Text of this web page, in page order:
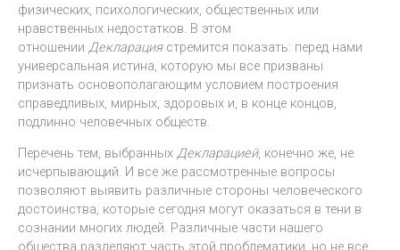
физических, психологических, общественных или
нравственных недостатков. В этом
отношении Декларациястремится показать: перед нами
универсальная истина, которую мы все призваны
признать основополагающим условием построения
справедливых, мирных, здоровых и, в конце концов,
подлинно человечных обществ.
Перечень тем, выбранных Декларацией, конечно же, не
исчерпывающий. И все же рассмотренные вопросы
позволяют выявить различные стороны человеческого
достоинства, которые сегодня могут оказаться в тени в
сознании многих людей. Различные части нашего